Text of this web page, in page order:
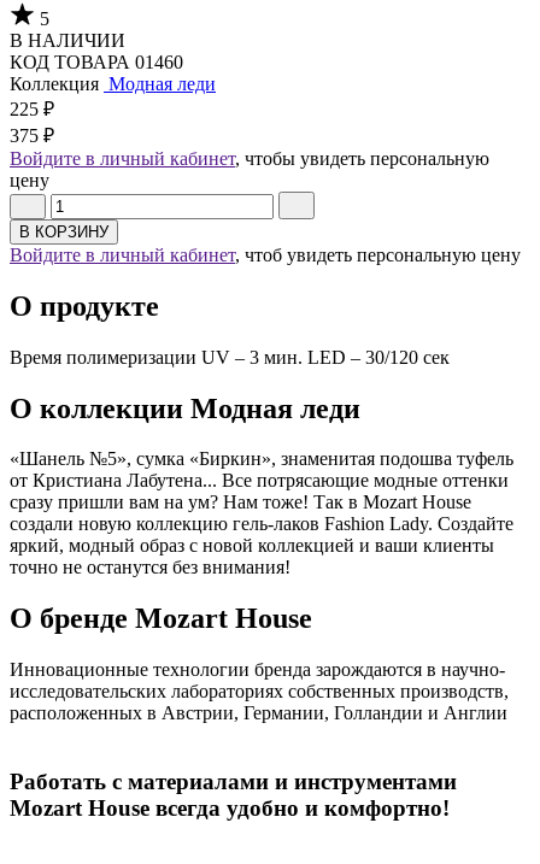
5
В НАЛИЧИИ
КОД ТОВАРА 01460
Коллекция Модная леди
225 ₽
375 ₽
Войдите в личный кабинет, чтобы увидеть персональную
цену
В КОРЗИНУ
Войдите в личный кабинет, чтоб увидеть персональную цену
О продукте
Время полимеризации UV – 3 мин. LED – 30/120 сек
О коллекции Модная леди
«Шанель №5», сумка «Биркин», знаменитая подошва туфель
от Кристиана Лабутена... Все потрясающие модные оттенки
сразу пришли вам на ум? Нам тоже! Так в Mozart House
создали новую коллекцию гель-лаков Fashion Lady. Создайте
яркий, модный образ с новой коллекцией и ваши клиенты
точно не останутся без внимания!
О бренде Mozart House
Инновационные технологии бренда зарождаются в научно-
исследовательских лабораториях собственных производств,
расположенных в Австрии, Германии, Голландии и Англии
Работать с материалами и инструментами
Mozart House всегда удобно и комфортно!